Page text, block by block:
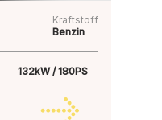
Kraftstoff
Benzin
132kW / 180PS